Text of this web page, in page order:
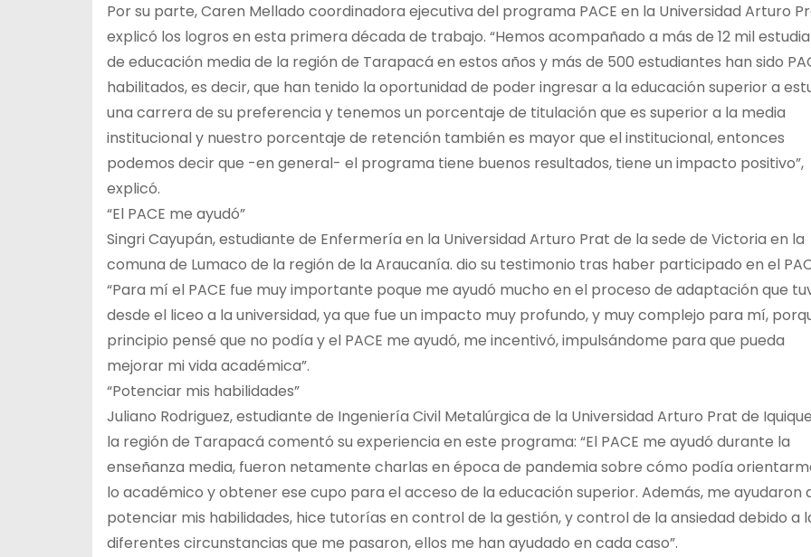
Por su parte, Caren Mellado coordinadora ejecutiva del programa PACE en la Universidad Arturo
explicó los logros en esta primera década de trabajo. “Hemos acompañado a más de 12 mil
de educación media de la región de Tarapacá en estos años y más de 500 estudiantes han sido
habilitados, es decir, que han tenido la oportunidad de poder ingresar a la educación superior a
una carrera de su preferencia y tenemos un porcentaje de titulación que es superior a la media
institucional y nuestro porcentaje de retención también es mayor que el institucional, entonces
podemos decir que -en general- el programa tiene buenos resultados, tiene un impacto positivo”,
explicó.
“El PACE me ayudó”
Singri Cayupán, estudiante de Enfermería en la Universidad Arturo Prat de la sede de Victoria en la
comuna de Lumaco de la región de la Araucanía. dio su testimonio tras haber participado en el
“Para mí el PACE fue muy importante poque me ayudó mucho en el proceso de adaptación que
desde el liceo a la universidad, ya que fue un impacto muy profundo, y muy complejo para mí,
principio pensé que no podía y el PACE me ayudó, me incentivó, impulsándome para que pueda
mejorar mi vida académica”.
“Potenciar mis habilidades”
Juliano Rodriguez, estudiante de Ingeniería Civil Metalúrgica de la Universidad Arturo Prat de
la región de Tarapacá comentó su experiencia en este programa: “El PACE me ayudó durante la
enseñanza media, fueron netamente charlas en época de pandemia sobre cómo podía
lo académico y obtener ese cupo para el acceso de la educación superior. Además, me ayudaron
potenciar mis habilidades, hice tutorías en control de la gestión, y control de la ansiedad debido a
diferentes circunstancias que me pasaron, ellos me han ayudado en cada caso”.